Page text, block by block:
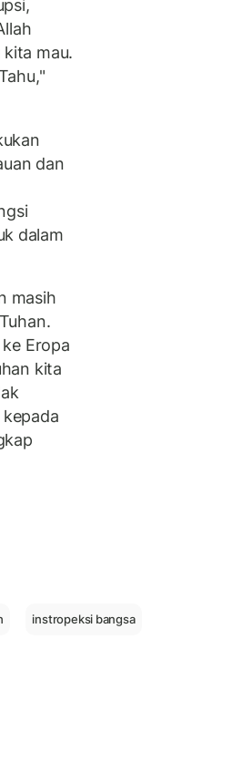
mau.
dan
dalam
masih
Eropa
kita
instropeksi bangsa